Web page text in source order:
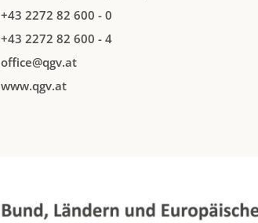
+43 2272 82 600 - 0
+43 2272 82 600 - 4
office@qgv.at
www.qgv.at